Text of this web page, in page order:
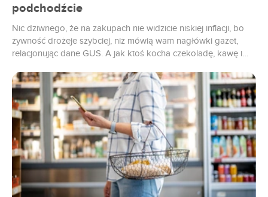
podchodźcie
Nic dziwnego, że na zakupach nie widzicie niskiej inflacji, bo
żywność drożeje szybciej, niż mówią wam nagłówki gazet,
relacjonując dane GUS. A jak ktoś kocha czekoladę, kawę i
podaje różne miary, ale wszyscy jarają się co miesiąc inflacją
ogólną. Ta za cały 2025 r. spadła...